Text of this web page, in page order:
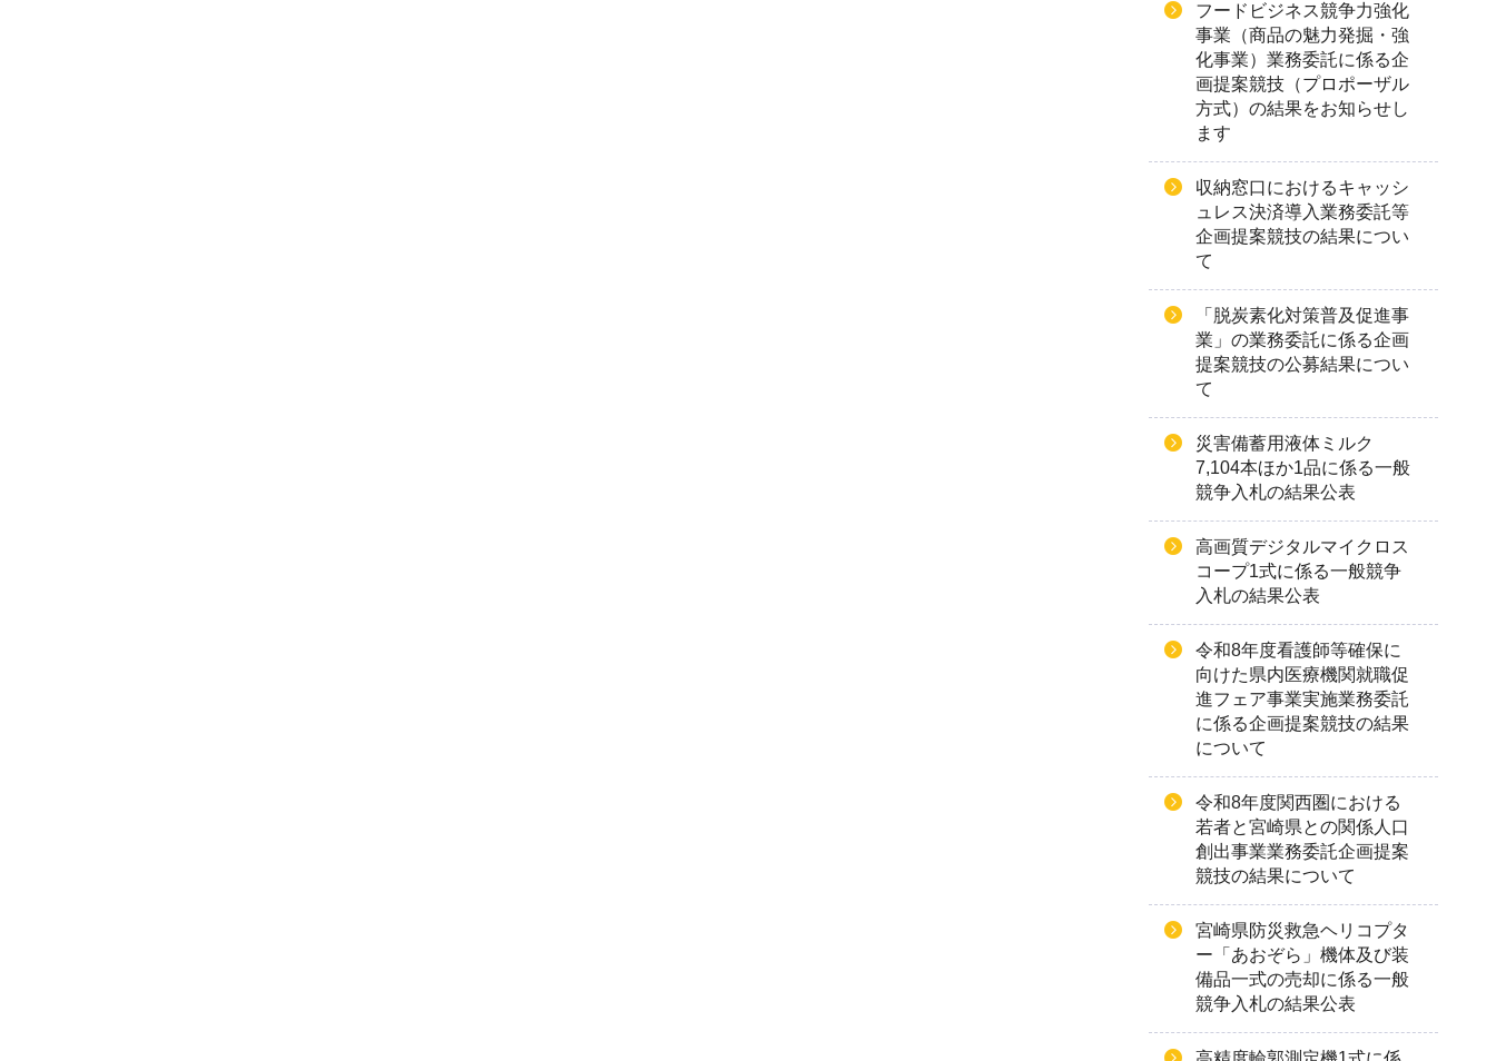
フードビジネス競争力強化
事業（商品の魅力発掘・強
化事業）業務委託に係る企
画提案競技（プロポーザル
方式）の結果をお知らせし
ます
収納窓口におけるキャッシ
ュレス決済導入業務委託等
企画提案競技の結果につい
て
「脱炭素化対策普及促進事
業」の業務委託に係る企画
提案競技の公募結果につい
て
災害備蓄用液体ミルク
7,104本ほか1品に係る一般
競争入札の結果公表
高画質デジタルマイクロス
コープ1式に係る一般競争
入札の結果公表
令和8年度看護師等確保に
向けた県内医療機関就職促
進フェア事業実施業務委託
に係る企画提案競技の結果
について
令和8年度関西圏における
若者と宮崎県との関係人口
創出事業業務委託企画提案
競技の結果について
宮崎県防災救急ヘリコプタ
ー「あおぞら」機体及び装
備品一式の売却に係る一般
競争入札の結果公表